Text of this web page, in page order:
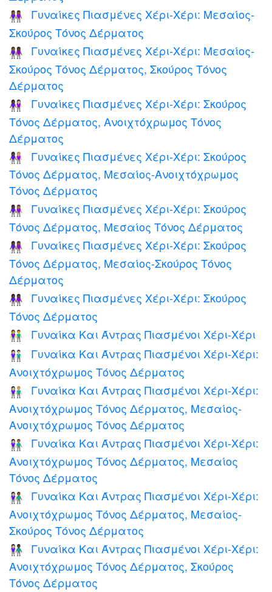
👭🏾
Γυναίκες Πιασμένες Χέρι-Χέρι: Μεσαίος-
Σκούρος Τόνος Δέρματος
👩🏾‍🤝‍👩🏿
Γυναίκες Πιασμένες Χέρι-Χέρι: Μεσαίος-
Σκούρος Τόνος Δέρματος, Σκούρος Τόνος
Δέρματος
👩🏿‍🤝‍👩🏻
Γυναίκες Πιασμένες Χέρι-Χέρι: Σκούρος
Τόνος Δέρματος, Ανοιχτόχρωμος Τόνος
Δέρματος
👩🏿‍🤝‍👩🏼
Γυναίκες Πιασμένες Χέρι-Χέρι: Σκούρος
Τόνος Δέρματος, Μεσαίος-Ανοιχτόχρωμος
Τόνος Δέρματος
👩🏿‍🤝‍👩🏽
Γυναίκες Πιασμένες Χέρι-Χέρι: Σκούρος
Τόνος Δέρματος, Μεσαίος Τόνος Δέρματος
👩🏿‍🤝‍👩🏾
Γυναίκες Πιασμένες Χέρι-Χέρι: Σκούρος
Τόνος Δέρματος, Μεσαίος-Σκούρος Τόνος
Δέρματος
👭🏿
Γυναίκες Πιασμένες Χέρι-Χέρι: Σκούρος
Τόνος Δέρματος
👫 Γυναίκα Και Άντρας Πιασμένοι Χέρι-Χέρι
👫🏻
Γυναίκα Και Άντρας Πιασμένοι Χέρι-Χέρι:
Ανοιχτόχρωμος Τόνος Δέρματος
👩🏻‍🤝‍👨🏼
Γυναίκα Και Άντρας Πιασμένοι Χέρι-Χέρι:
Ανοιχτόχρωμος Τόνος Δέρματος, Μεσαίος-
Ανοιχτόχρωμος Τόνος Δέρματος
👩🏻‍🤝‍👨🏽
Γυναίκα Και Άντρας Πιασμένοι Χέρι-Χέρι:
Ανοιχτόχρωμος Τόνος Δέρματος, Μεσαίος
Τόνος Δέρματος
👩🏻‍🤝‍👨🏾
Γυναίκα Και Άντρας Πιασμένοι Χέρι-Χέρι:
Ανοιχτόχρωμος Τόνος Δέρματος, Μεσαίος-
Σκούρος Τόνος Δέρματος
👩🏻‍🤝‍👨🏿
Γυναίκα Και Άντρας Πιασμένοι Χέρι-Χέρι:
Ανοιχτόχρωμος Τόνος Δέρματος, Σκούρος
Τόνος Δέρματος